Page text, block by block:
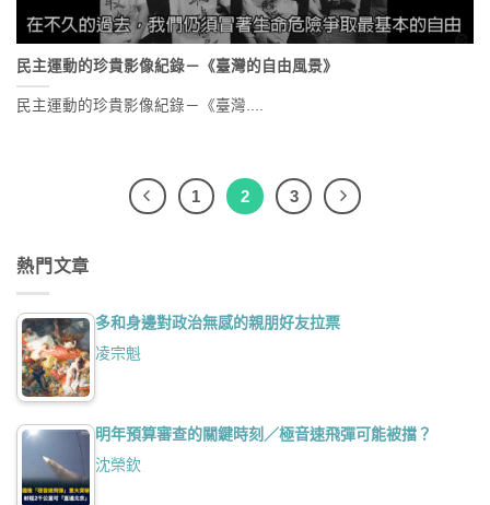
民主運動的珍貴影像紀錄－《臺灣的自由風景》
民主運動的珍貴影像紀錄－《臺灣....
1 2 3
熱門文章
多和身邊對政治無感的親朋好友拉票
凌宗魁
明年預算審查的關鍵時刻／極音速飛彈可能被擋？
沈榮欽